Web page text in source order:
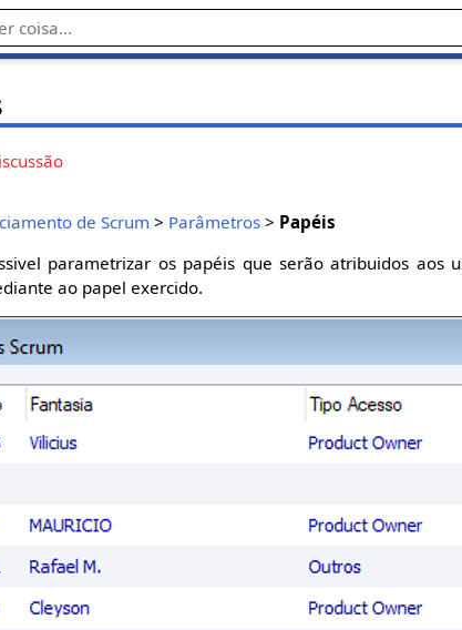
de Scrum > Parâmetros > Papéis
parametrizar os papéis que serão atribuidos aos
ao papel exercido.